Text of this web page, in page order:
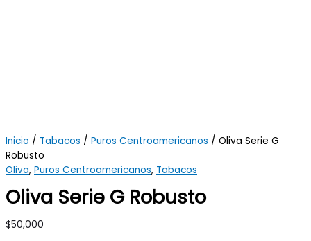
Inicio / Tabacos / Puros Centroamericanos / Oliva Serie G
Robusto
Oliva, Puros Centroamericanos, Tabacos
Oliva Serie G Robusto
$50,000